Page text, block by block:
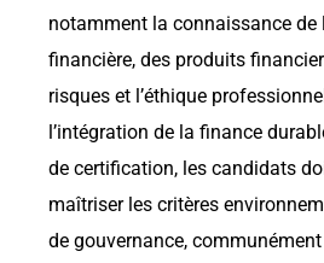
notamment la connaissance de
financière, des produits
risques et l’éthique
l’intégration de la finance
de certification, les candidats
maîtriser les critères
de gouvernance,